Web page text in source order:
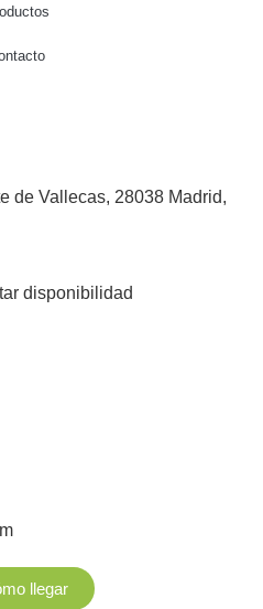
de Vallecas, 28038 Madrid,
disponibilidad
llegar